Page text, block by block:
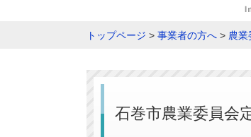
トップページ > 事業者の方へ > 農業
石巻市農業委員会